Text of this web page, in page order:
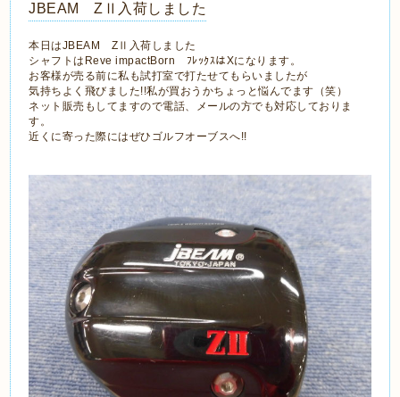
JBEAM ZⅡ入荷しました
本日はJBEAM ZⅡ入荷しました
シャフトはReve impactBorn ﾌﾚｯｸｽはXになります。
お客様が売る前に私も試打室で打たせてもらいましたが
気持ちよく飛びました!!私が買おうかちょっと悩んでます（笑）
ネット販売もしてますので電話、メールの方でも対応しておりま
す。
近くに寄った際にはぜひゴルフオーブスへ!!